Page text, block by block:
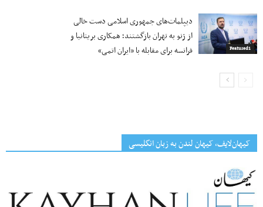
Featured1
دیپلمات‌های جمهوری اسلامی دست خالی
از ژنو به تهران بازگشتند؛ همکاری بریتانیا و
فرانسه برای مقابله با «ایران اتمی»
کیهان‌لایف، کیهان لندن به زبان انگلیسی